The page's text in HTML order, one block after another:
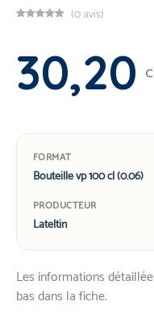
(0 avis)
30,20
FORMAT
Bouteille vp 100 cl (0.06)
PRODUCTEUR
Lateltin
Les informations
bas dans la fiche.